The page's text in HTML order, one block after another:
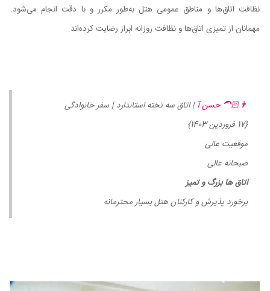
نظافت اتاق‌ها و مناطق عمومی هتل به‌طور مکرر و با دقت انجام می‌شود.
مهمانان از تمیزی اتاق‌ها و نظافت روزانه ابراز رضایت کرده‌اند.
👨🏻‍🦱 حسن آ| اتاق سه تخته استاندارد | سفر خانوادگی
{17 فروردین 1403}
موقعیت عالی
صبحانه عالی
اتاق ها بزرگ و تمیز
برخورد پذیرش و کارکنان هتل بسیار محترمانه